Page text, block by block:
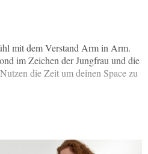
mit dem Verstand Arm in Arm.
im Zeichen der Jungfrau und die
die Zeit um deinen Space zu